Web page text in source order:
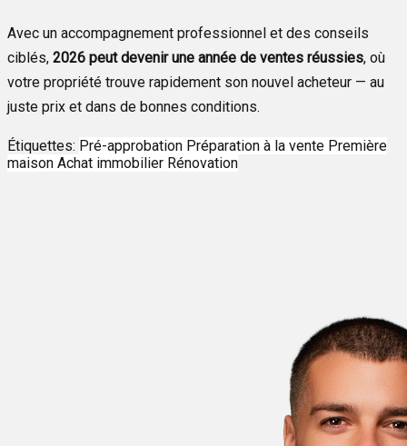
Avec un accompagnement professionnel et des conseils
ciblés, 2026 peut devenir une année de ventes réussies, où
votre propriété trouve rapidement son nouvel acheteur — au
juste prix et dans de bonnes conditions.
Étiquettes: Pré-approbation Préparation à la vente Première
maison Achat immobilier Rénovation